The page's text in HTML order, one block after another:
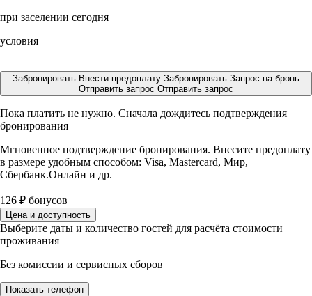
при заселении сегодня
условия
Забронировать Внести предоплату Забронировать Запрос на бронь
Отправить запрос Отправить запрос
Пока платить не нужно. Сначала дождитесь подтверждения
бронирования
Мгновенное подтверждение бронирования. Внесите предоплату
в размере удобным способом: Visa, Mastercard, Мир,
Сбербанк.Онлайн и др.
126 ₽ бонусов
Цена и доступность
Выберите даты и количество гостей для расчёта стоимости
проживания
Без комиссии и сервисных сборов
Показать телефон